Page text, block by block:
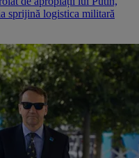
sprijină logistica militară